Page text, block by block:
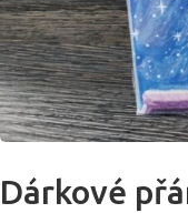
Dárkové